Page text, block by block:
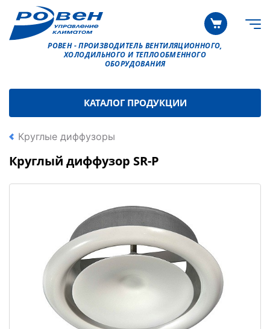
РОВЕН - ПРОИЗВОДИТЕЛЬ ВЕНТИЛЯЦИОННОГО,
ХОЛОДИЛЬНОГО И ТЕПЛООБМЕННОГО
ОБОРУДОВАНИЯ
КАТАЛОГ ПРОДУКЦИИ
Круглые диффузоры
Круглый диффузор SR-P